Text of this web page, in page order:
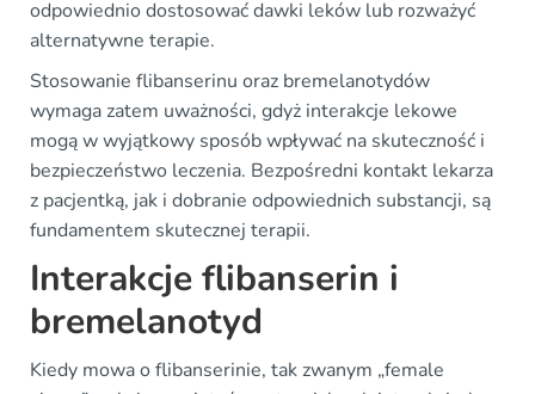
odpowiednio dostosować dawki leków lub rozważyć
alternatywne terapie.
Stosowanie flibanserinu oraz bremelanotydów
wymaga zatem uważności, gdyż interakcje lekowe
mogą w wyjątkowy sposób wpływać na skuteczność i
bezpieczeństwo leczenia. Bezpośredni kontakt lekarza
z pacjentką, jak i dobranie odpowiednich substancji, są
fundamentem skutecznej terapii.
Interakcje flibanserin i
bremelanotyd
Kiedy mowa o flibanserinie, tak zwanym „female